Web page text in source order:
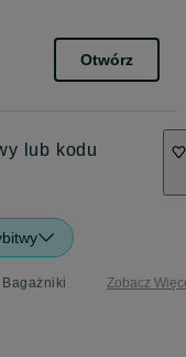
Otwórz
lub kodu
Zobacz